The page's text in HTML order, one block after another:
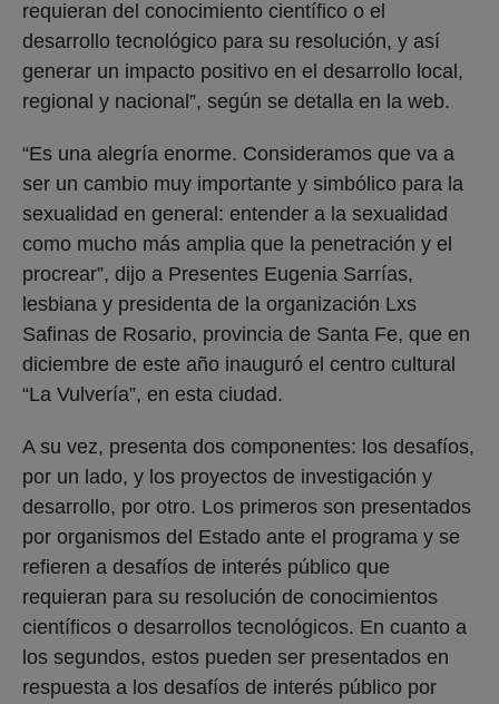
requieran del conocimiento científico o el
desarrollo tecnológico para su resolución, y así
generar un impacto positivo en el desarrollo local,
regional y nacional”, según se detalla en la web.
“Es una alegría enorme. Consideramos que va a
ser un cambio muy importante y simbólico para la
sexualidad en general: entender a la sexualidad
como mucho más amplia que la penetración y el
procrear”, dijo a Presentes Eugenia Sarrías,
lesbiana y presidenta de la organización Lxs
Safinas de Rosario, provincia de Santa Fe, que en
diciembre de este año inauguró el centro cultural
“La Vulvería”, en esta ciudad.
A su vez, presenta dos componentes: los desafíos,
por un lado, y los proyectos de investigación y
desarrollo, por otro. Los primeros son presentados
por organismos del Estado ante el programa y se
refieren a desafíos de interés público que
requieran para su resolución de conocimientos
científicos o desarrollos tecnológicos. En cuanto a
los segundos, estos pueden ser presentados en
respuesta a los desafíos de interés público por